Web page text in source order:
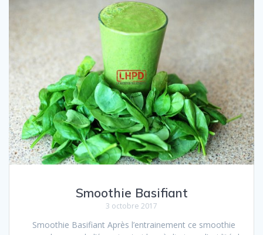
Smoothie Basifiant
3 octobre 2017
Smoothie Basifiant Après l’entrainement ce smoothie